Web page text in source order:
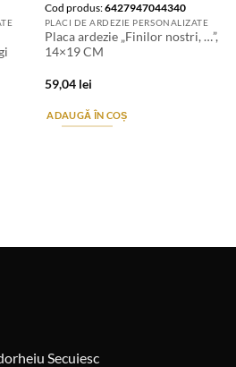
Cod produs:6427947044340
PLACI DE ARDEZIE PERSONALIZATE
Placa ardezie „Finilor nostri, …”,
14×19 CM
59,04 lei
ADAUGĂ ÎN COȘ
Secuiesc